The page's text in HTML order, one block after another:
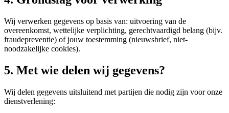
Wij verwerken gegevens op basis van: uitvoering van de
overeenkomst, wettelijke verplichting, gerechtvaardigd belang (bijv.
fraudepreventie) of jouw toestemming (nieuwsbrief, niet-
noodzakelijke cookies).
5. Met wie delen wij gegevens?
Wij delen gegevens uitsluitend met partijen die nodig zijn voor onze
dienstverlening: